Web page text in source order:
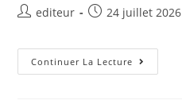
editeur 24 juillet 2026
Continuer La Lecture